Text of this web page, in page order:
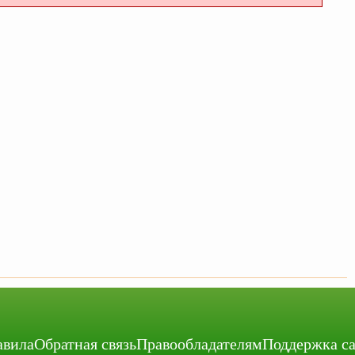
Обратная связьПравообладателямПоддержка